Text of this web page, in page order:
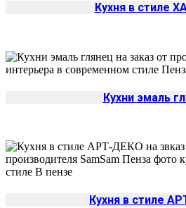
Кухня в стиле
Кухни эмаль
Кухня в стиле